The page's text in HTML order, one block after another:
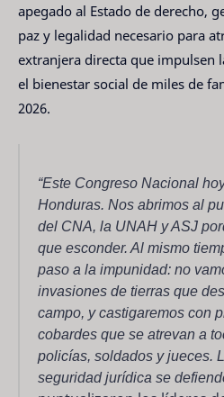
apegado al Estado de derecho,
paz y legalidad necesario para
extranjera directa que impulsen
el bienestar social de miles de
2026.
“Este Congreso Nacional
Honduras. Nos abrimos al
del CNA, la UNAH y ASJ
que esconder. Al mismo
paso a la impunidad: no
invasiones de tierras que
campo, y castigaremos con
cobardes que se atrevan a
policías, soldados y jueces.
seguridad jurídica se